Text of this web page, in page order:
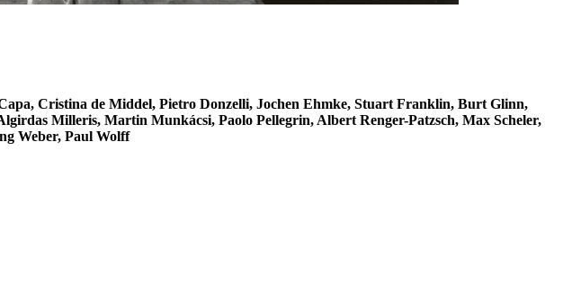
Cristina de Middel, Pietro Donzelli, Jochen Ehmke, Stuart Franklin, Burt Glinn,
Milleris, Martin Munkácsi, Paolo Pellegrin, Albert Renger-Patzsch, Max Scheler,
Weber, Paul Wolff